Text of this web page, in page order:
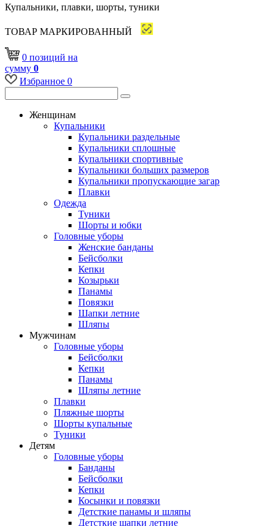
Купальники, плавки, шорты, туники
ТОВАР МАРКИРОВАННЫЙ
0 позиций на
сумму 0
Избранное 0
Женщинам
Купальники
Купальники раздельные
Купальники сплошные
Купальники спортивные
Купальники больших размеров
Купальники пропускающие загар
Плавки
Одежда
Туники
Шорты и юбки
Головные уборы
Женские банданы
Бейсболки
Кепки
Козырьки
Панамы
Повязки
Шапки летние
Шляпы
Мужчинам
Головные уборы
Бейсболки
Кепки
Панамы
Шляпы летние
Плавки
Пляжные шорты
Шорты купальные
Туники
Детям
Головные уборы
Банданы
Бейсболки
Кепки
Косынки и повязки
Детсткие панамы и шляпы
Детсткие шапки летние